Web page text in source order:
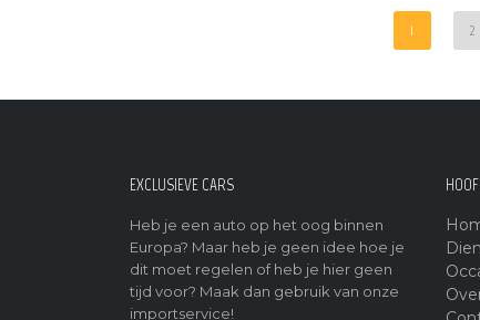
1 2
EXCLUSIEVE CARS
Heb je een auto op het oog binnen
Europa? Maar heb je geen idee hoe je
dit moet regelen of heb je hier geen
tijd voor? Maak dan gebruik van onze
importservice!